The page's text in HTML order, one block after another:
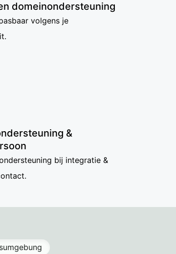
domeinondersteuning
volgens je
&
bij integratie &